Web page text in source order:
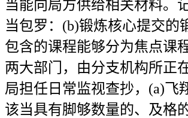
当能向局方供给相关材料。
当包罗：(b)锻炼核心提交的
包含的课程能够分为焦点课
两大部门，由分支机构所正
局担任日常监视查抄，(a)飞
该当具有脚够数量的、及格